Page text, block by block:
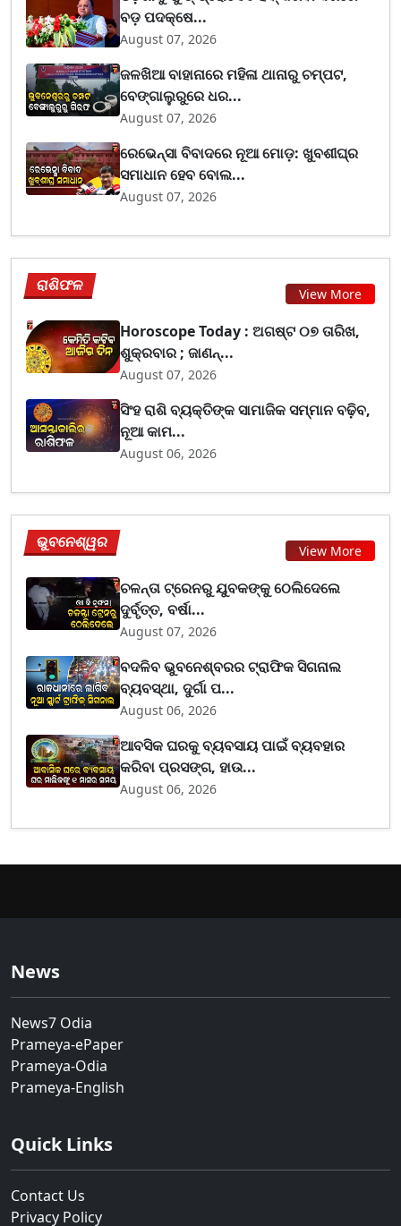
ବଡ଼ ପଦକ୍ଷେ...
August 07, 2026
ଜଳଖିଆ ବାହାନାରେ ମହିଳା ଥାନାରୁ ଚମ୍ପଟ,
ବେଙ୍ଗାଲୁରୁରେ ଧର...
August 07, 2026
ରେଭେନ୍ସା ବିବାଦରେ ନୂଆ ମୋଡ଼: ଖୁବଶୀଘ୍ର
ସମାଧାନ ହେବ ବୋଲ...
August 07, 2026
ରାଶିଫଳ View More
Horoscope Today : ଅଗଷ୍ଟ ୦୭ ତାରିଖ,
ଶୁକ୍ରବାର ; ଜାଣନ୍...
August 07, 2026
ସିଂହ ରାଶି ବ୍ୟକ୍ତିଙ୍କ ସାମାଜିକ ସମ୍ମାନ ବଢ଼ିବ,
ନୂଆ କାମ...
August 06, 2026
ଭୁବନେଶ୍ୱର View More
ଚଳନ୍ତା ଟ୍ରେନରୁ ଯୁବକଙ୍କୁ ଠେଲିଦେଲେ
ଦୁର୍ବୃତ୍ତ, ବର୍ଷା...
August 07, 2026
ବଦଳିବ ଭୁବନେଶ୍ବରର ଟ୍ରାଫିକ ସିଗନାଲ
ବ୍ୟବସ୍ଥା, ଦୁର୍ଗା ପ...
August 06, 2026
ଆବସିକ ଘରକୁ ବ୍ୟବସାୟ ପାଇଁ ବ୍ୟବହାର
କରିବା ପ୍ରସଙ୍ଗ, ହାଉ...
August 06, 2026
News
News7 Odia
Prameya-ePaper
Prameya-Odia
Prameya-English
Quick Links
Contact Us
Privacy Policy